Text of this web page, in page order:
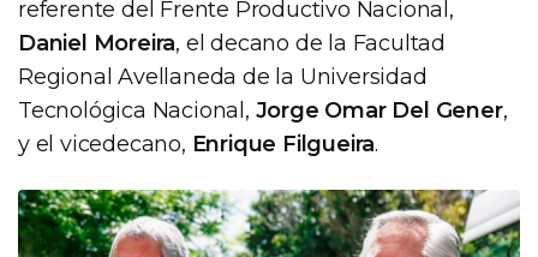
referente del Frente Productivo Nacional,
Daniel Moreira, el decano de la Facultad
Regional Avellaneda de la Universidad
Tecnológica Nacional, Jorge Omar Del Gener,
y el vicedecano, Enrique Filgueira.